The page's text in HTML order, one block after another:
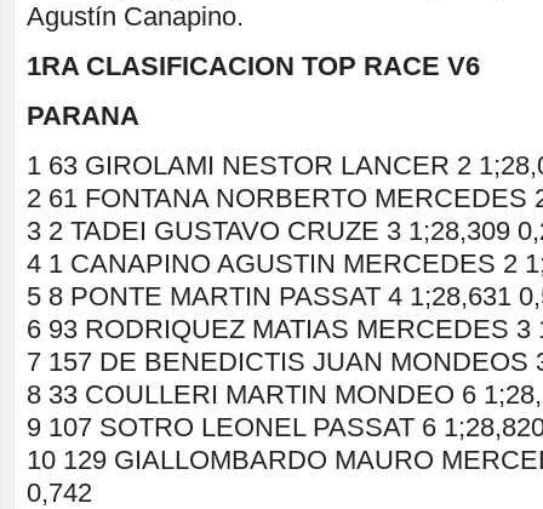
Agustín Canapino.
1RA CLASIFICACION TOP RACE V6
PARANA
1 63 GIROLAMI NESTOR LANCER 2
2 61 FONTANA NORBERTO MERCEDES
3 2 TADEI GUSTAVO CRUZE 3 1;28,309
4 1 CANAPINO AGUSTIN MERCEDES 2
5 8 PONTE MARTIN PASSAT 4 1;28,631
6 93 RODRIQUEZ MATIAS MERCEDES 3
7 157 DE BENEDICTIS JUAN MONDEOS
8 33 COULLERI MARTIN MONDEO 6
9 107 SOTRO LEONEL PASSAT 6
10 129 GIALLOMBARDO MAURO
0,742